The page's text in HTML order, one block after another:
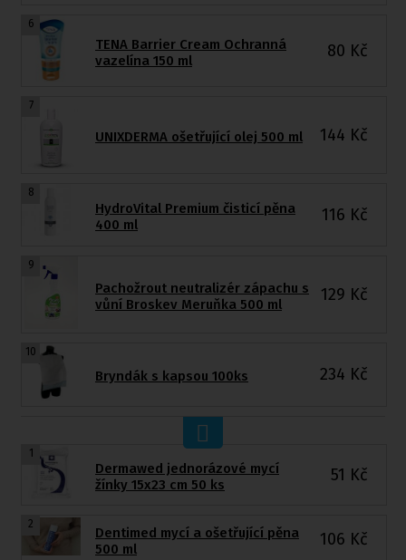
6
TENA Barrier Cream Ochranná
vazelína 150 ml
80 Kč
7
UNIXDERMA ošetřující olej 500 ml 144 Kč
8
HydroVital Premium čisticí pěna
400 ml
116 Kč
9
Pachožrout neutralizér zápachu s
vůní Broskev Meruňka 500 ml
129 Kč
10
Bryndák s kapsou 100ks 234 Kč
1
Dermawed jednorázové mycí
žínky 15x23 cm 50 ks
51 Kč
2
Dentimed mycí a ošetřující pěna
500 ml
106 Kč